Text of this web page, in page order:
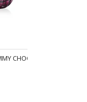
CHOO